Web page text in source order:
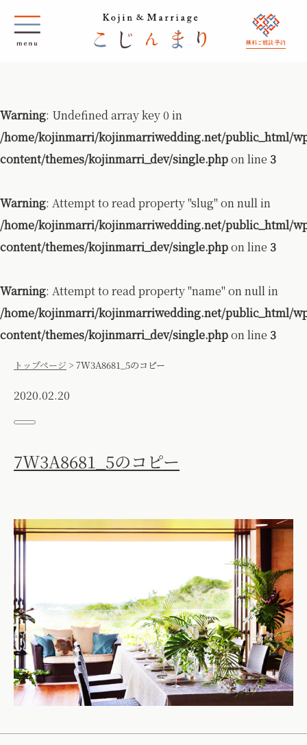
無料ご相談 予約
Warning: Undefined array key 0 in
/home/kojinmarri/kojinmarriwedding.net/public_html/
content/themes/kojinmarri_dev/single.phpon line 3
Warning: Attempt to read property "slug" on null in
/home/kojinmarri/kojinmarriwedding.net/public_html/
content/themes/kojinmarri_dev/single.phpon line 3
Warning: Attempt to read property "name" on null in
/home/kojinmarri/kojinmarriwedding.net/public_html/
content/themes/kojinmarri_dev/single.phpon line 3
トップページ > 7W3A8681_5のコピー
2020.02.20
7W3A8681_5のコピー